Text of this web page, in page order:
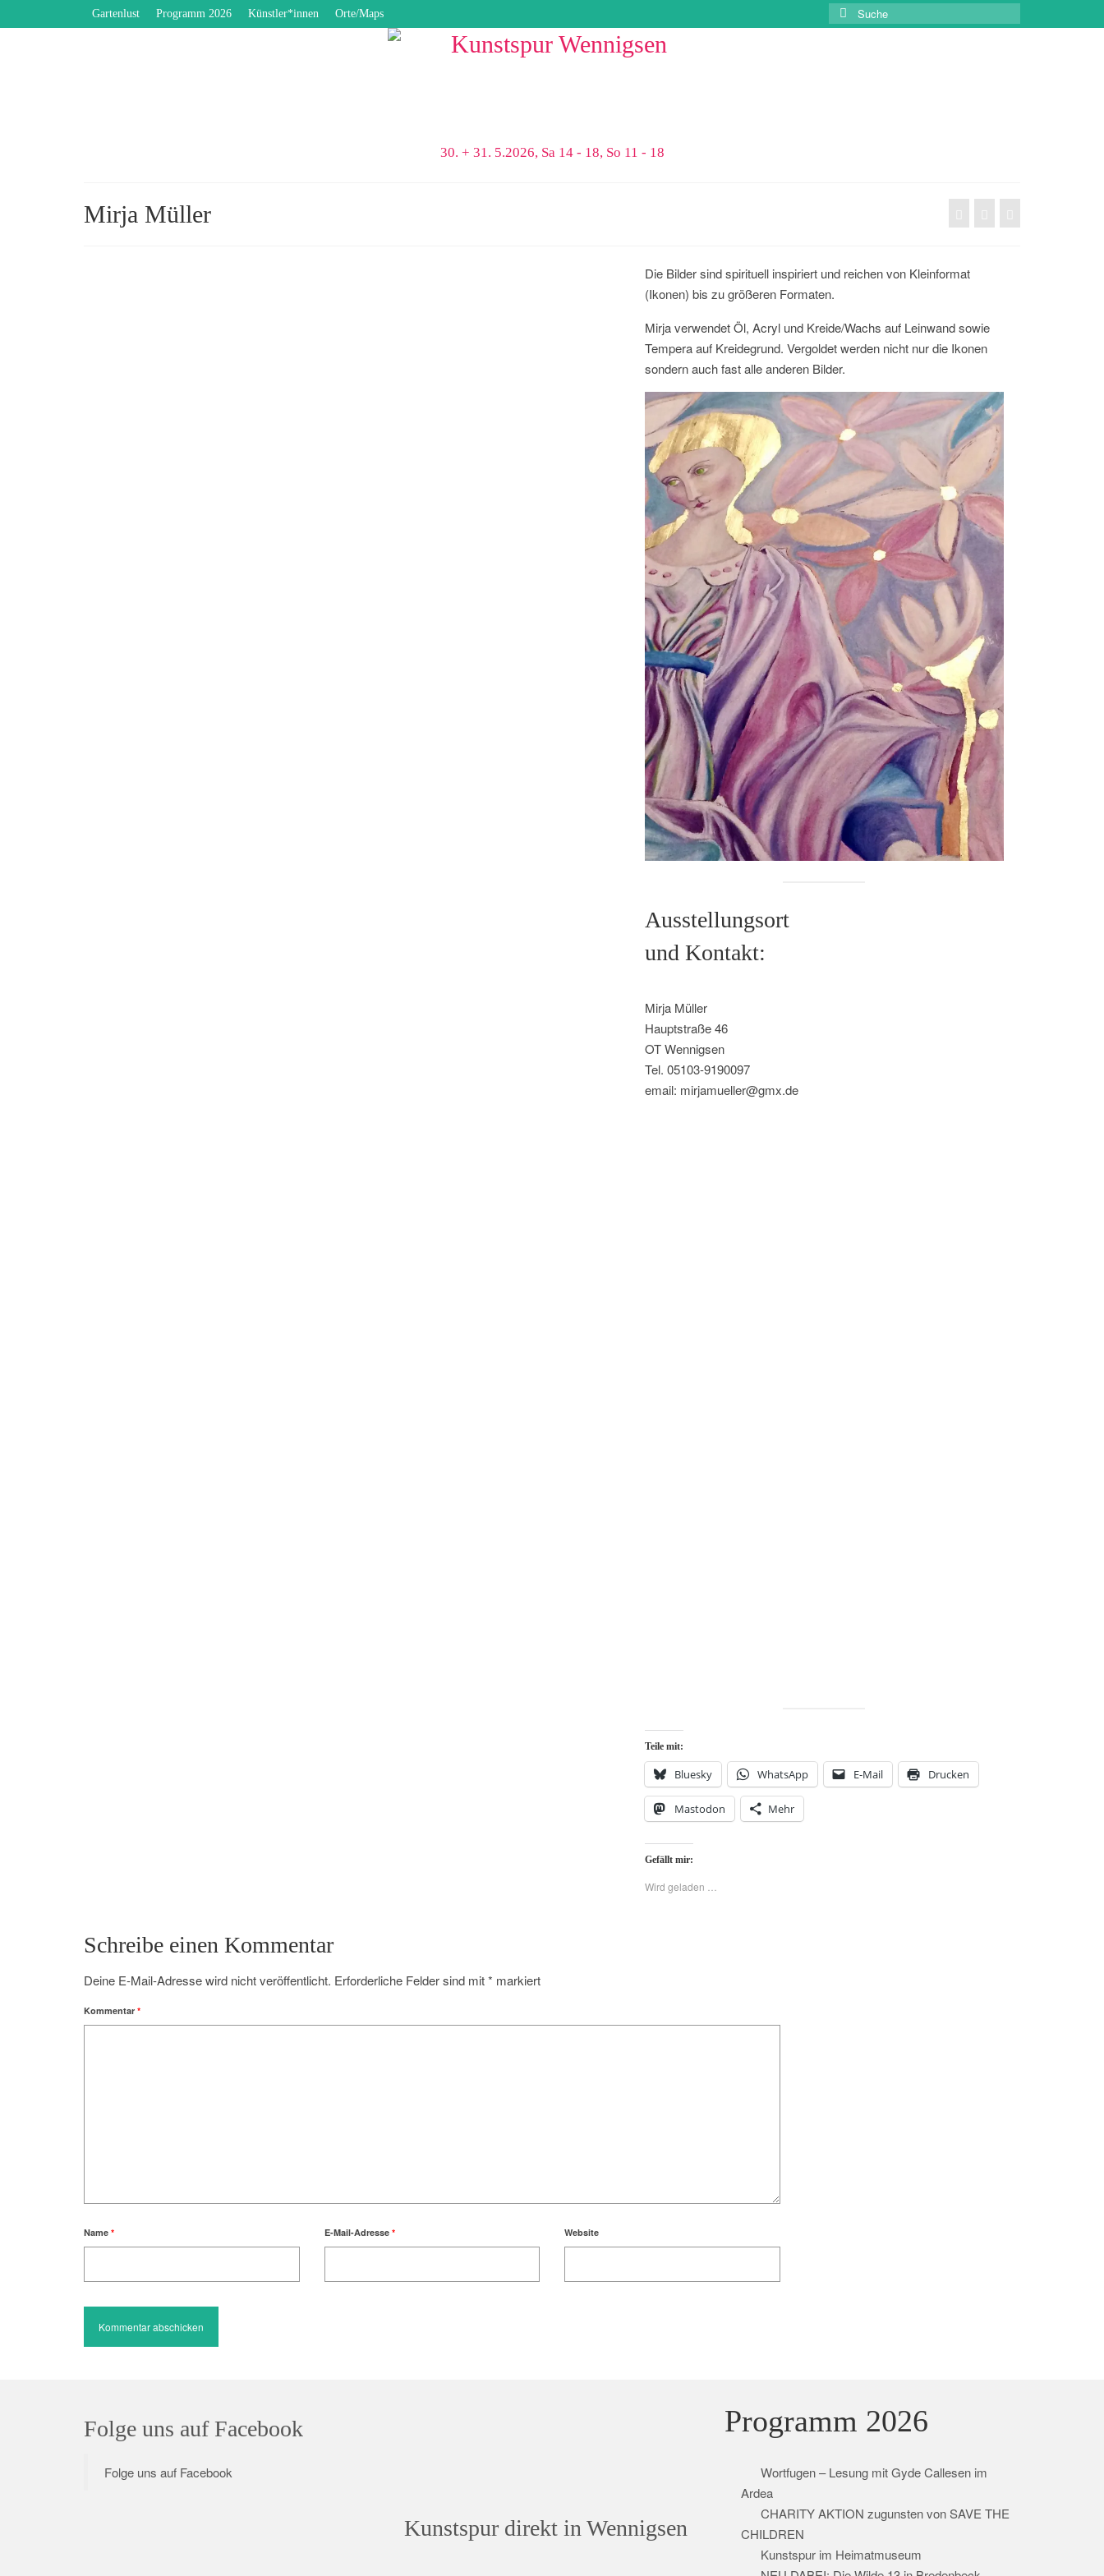
Gartenlust Programm 2026 Künstler*innen Orte/Maps
Suche
nach:
30. + 31. 5.2026, Sa 14 - 18, So 11 - 18
Mirja Müller
Die Bilder sind spirituell inspiriert und reichen von Kleinformat
(Ikonen) bis zu größeren Formaten.
Mirja verwendet Öl, Acryl und Kreide/Wachs auf Leinwand sowie
Tempera auf Kreidegrund. Vergoldet werden nicht nur die Ikonen
sondern auch fast alle anderen Bilder.
Ausstellungsort
und Kontakt:
Mirja Müller
Hauptstraße 46
OT Wennigsen
Tel. 05103-9190097
email: mirjamueller@gmx.de
Teile mit:
Bluesky WhatsApp E-Mail Drucken
Mastodon Mehr
Gefällt mir:
Wird geladen …
Schreibe einen Kommentar
Deine E-Mail-Adresse wird nicht veröffentlicht. Erforderliche Felder sind mit* markiert
Kommentar *
Name * E-Mail-Adresse * Website
Folge uns auf Facebook
Folge uns auf Facebook
Kunstspur direkt in Wennigsen
Programm 2026
Wortfugen – Lesung mit Gyde Callesen im
Ardea
CHARITY AKTION zugunsten von SAVE THE
CHILDREN
Kunstspur im Heimatmuseum